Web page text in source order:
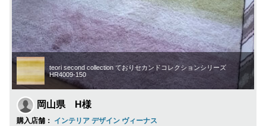
teori second collection ておりセカンドコレクションシリーズ
HR4009-150
岡山県 H様
購入店舗： インテリア デザイン ヴィーナス